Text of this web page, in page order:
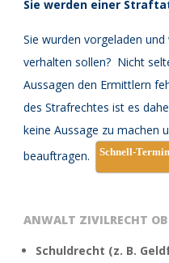
Sie werden einer
Sie wurden vorgeladen
verhalten sollen? Nicht
Aussagen den Ermittlern
des Strafrechtes ist es
keine Aussage zu machen
beauftragen.
Schnell-
ANWALT ZIVILRECHT
Schuldrecht (z. B.